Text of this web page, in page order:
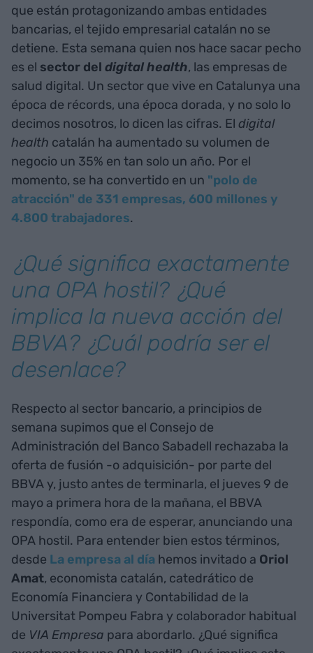
que están protagonizando ambas entidades
bancarias, el tejido empresarial catalán no se
detiene. Esta semana quien nos hace sacar pecho
es el sector del digital health, las empresas de
salud digital. Un sector que vive en Catalunya una
época de récords, una época dorada, y no solo lo
decimos nosotros, lo dicen las cifras. El digital
health catalán ha aumentado su volumen de
negocio un 35% en tan solo un año. Por el
momento, se ha convertido en un "polo de
atracción" de 331 empresas, 600 millones y
4.800 trabajadores.
¿Qué significa exactamente
una OPA hostil? ¿Qué
implica la nueva acción del
BBVA? ¿Cuál podría ser el
desenlace?
Respecto al sector bancario, a principios de
semana supimos que el Consejo de
Administración del Banco Sabadell rechazaba la
oferta de fusión -o adquisición- por parte del
BBVA y, justo antes de terminarla, el jueves 9 de
mayo a primera hora de la mañana, el BBVA
respondía, como era de esperar, anunciando una
OPA hostil. Para entender bien estos términos,
desde La empresa al día hemos invitado a Oriol
Amat, economista catalán, catedrático de
Economía Financiera y Contabilidad de la
Universitat Pompeu Fabra y colaborador habitual
de VIA Empresa para abordarlo. ¿Qué significa